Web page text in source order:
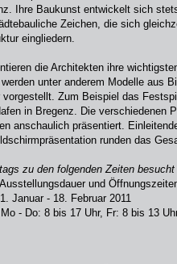
Ihre Baukunst entwickelt sich
Zeichen, die sich
eingliedern.
die Architekten ihre
unter anderem Modelle aus
Zum Beispiel das
in Bregenz. Die verschiedenen
anschaulich präsentiert.
runden das
zu den folgenden Zeiten besucht
und
- 18. Februar 2011
bis 17 Uhr, Fr: 8 bis 13